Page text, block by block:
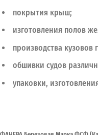
покрытия крыш;
изготовления полов
производства кузовов
обшивки судов
упаковки,